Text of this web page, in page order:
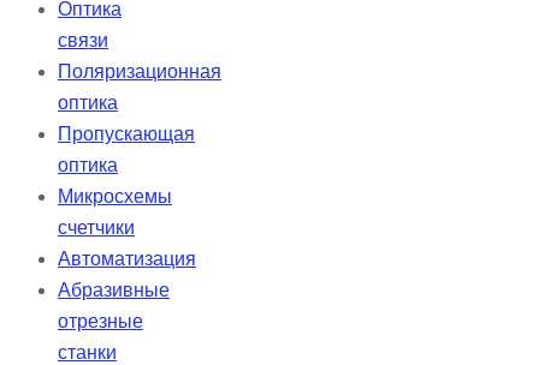
Оптика
связи
Поляризационная
оптика
Пропускающая
оптика
Микросхемы
счетчики
Автоматизация
Абразивные
отрезные
станки